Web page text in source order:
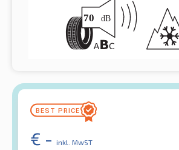
€ - inkl. MwST